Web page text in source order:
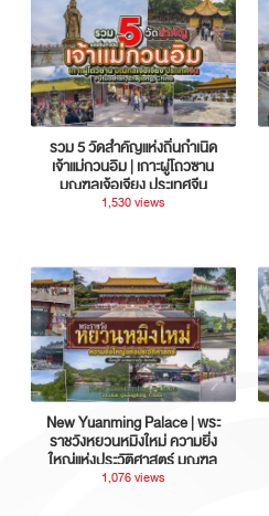
รวม 5 วัดสำคัญแห่งถิ่นกำเนิด
เจ้าแม่กวนอิม | เกาะผู่โถวซาน
มณฑลเจ้อเจียง ประเทศจีน
1,530 views
New Yuanming Palace | พระ
ราชวังหยวนหมิงใหม่ ความยิ่ง
ใหญ่แห่งประวัติศาสตร์ มณฑล
กวางตุ้ง ประเทศจีน
1,076 views